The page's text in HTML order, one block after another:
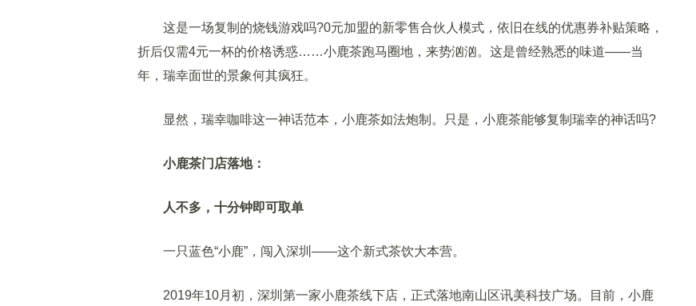
这是一场复制的烧钱游戏吗?0元加盟的新零售合伙人模式，依旧在线的优惠券补贴策略，
折后仅需4元一杯的价格诱惑……小鹿茶跑马圈地，来势汹汹。这是曾经熟悉的味道——当
年，瑞幸面世的景象何其疯狂。
显然，瑞幸咖啡这一神话范本，小鹿茶如法炮制。只是，小鹿茶能够复制瑞幸的神话吗?
小鹿茶门店落地：
人不多，十分钟即可取单
一只蓝色“小鹿”，闯入深圳——这个新式茶饮大本营。
2019年10月初，深圳第一家小鹿茶线下店，正式落地南山区讯美科技广场。目前，小鹿